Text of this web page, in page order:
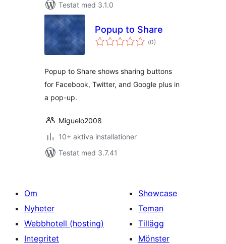
Testat med 3.1.0
Popup to Share
(Totalt
antal
0)
Popup to Share shows sharing buttons
for Facebook, Twitter, and Google plus in
a pop-up.
Miguelo2008
10+ aktiva installationer
Testat med 3.7.41
Om
Nyheter
Webbhotell (hosting)
Integritet
Showcase
Teman
Tillägg
Mönster